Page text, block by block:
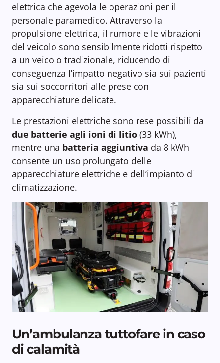
elettrica che agevola le operazioni per il
personale paramedico. Attraverso la
propulsione elettrica, il rumore e le vibrazioni
del veicolo sono sensibilmente ridotti rispetto
a un veicolo tradizionale, riducendo di
conseguenza l’impatto negativo sia sui pazienti
sia sui soccorritori alle prese con
apparecchiature delicate.
Le prestazioni elettriche sono rese possibili da
due batterie agli ioni di litio (33 kWh),
mentre una batteria aggiuntiva da 8 kWh
consente un uso prolungato delle
apparecchiature elettriche e dell’impianto di
climatizzazione.
Un’ambulanza tuttofare in caso
di calamità